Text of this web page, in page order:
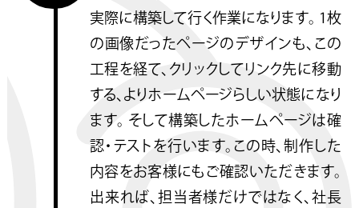
実際に構築して行く作業になります。 1枚
の画像だったページのデザインも、この
工程を経て、クリックしてリンク先に移動
する、よりホームページらしい状態になり
ます。 そして構築したホームページは確
認・テストを行います。この時、制作した
内容をお客様にもご確認いただきます。
出来れば、担当者様だけではなく、社長